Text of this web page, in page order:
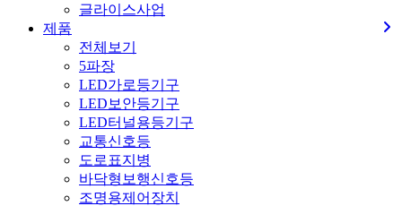
글라이스사업
제품
전체보기
5파장
LED가로등기구
LED보안등기구
LED터널용등기구
교통신호등
도로표지병
바닥형보행신호등
조명용제어장치